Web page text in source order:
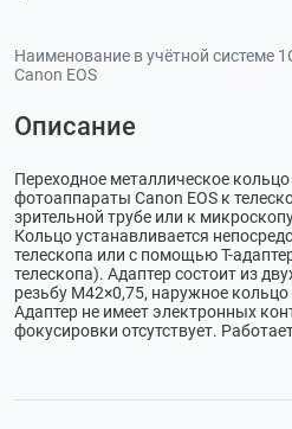
Наименование в учётной системе
Canon EOS
Описание
Переходное металлическое
фотоаппараты Canon EOS к
зрительной трубе или к
Кольцо устанавливается
телескопа или с помощьюТ-
телескопа). Адаптер состоит из
резьбу М42×0,75, наружное
Адаптер не имеет электронных
фокусировки отсутствует.